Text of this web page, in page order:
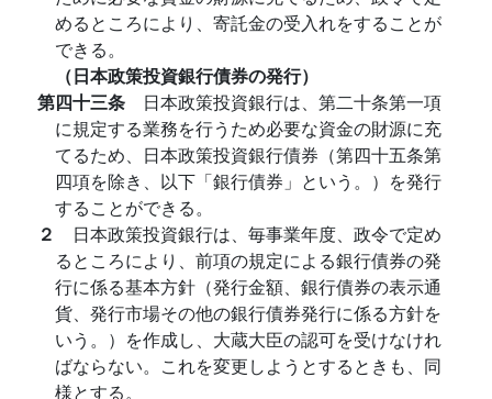
めるところにより、寄託金の受入れをすることが
できる。
（日本政策投資銀行債券の発行）
第四十三条 日本政策投資銀行は、第二十条第一項
に規定する業務を行うため必要な資金の財源に充
てるため、日本政策投資銀行債券（第四十五条第
四項を除き、以下「銀行債券」という。）を発行
することができる。
２ 日本政策投資銀行は、毎事業年度、政令で定め
るところにより、前項の規定による銀行債券の発
行に係る基本方針（発行金額、銀行債券の表示通
貨、発行市場その他の銀行債券発行に係る方針を
いう。）を作成し、大蔵大臣の認可を受けなけれ
ばならない。これを変更しようとするときも、同
様とする。